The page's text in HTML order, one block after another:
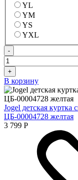
YL
YM
YS
YXL
-
+
В корзину
Jogel детская куртка
ЦБ-00004728 желтая
3 799 Р